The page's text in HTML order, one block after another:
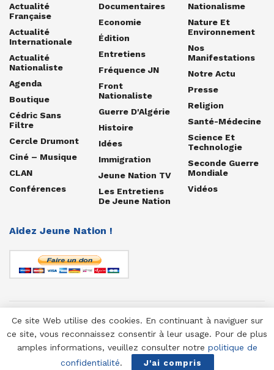
Actualité
Française
Actualité
Internationale
Actualité
Nationaliste
Agenda
Boutique
Cédric Sans
Filtre
Cercle Drumont
Ciné – Musique
CLAN
Conférences
Documentaires
Economie
Édition
Entretiens
Fréquence JN
Front
Nationaliste
Guerre D'Algérie
Histoire
Idées
Immigration
Jeune Nation TV
Les Entretiens
De Jeune Nation
Nationalisme
Nature Et
Environnement
Nos
Manifestations
Notre Actu
Presse
Religion
Santé-Médecine
Science Et
Technologie
Seconde Guerre
Mondiale
Vidéos
Aidez Jeune Nation !
© 1958-2025 Jeune Nation
Ce site Web utilise des cookies. En continuant à naviguer sur
ce site, vous reconnaissez consentir à leur usage. Pour de plus
amples informations, veuillez consulter notre politique de
confidentialité. J'ai compris